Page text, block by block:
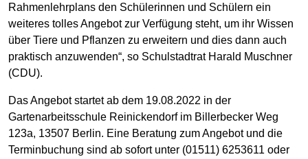
Rahmenlehrplans den Schülerinnen und Schülern ein
weiteres tolles Angebot zur Verfügung steht, um ihr Wissen
über Tiere und Pflanzen zu erweitern und dies dann auch
praktisch anzuwenden“, so Schulstadtrat Harald Muschner
(CDU).
Das Angebot startet ab dem 19.08.2022 in der
Gartenarbeitsschule Reinickendorf im Billerbecker Weg
123a, 13507 Berlin. Eine Beratung zum Angebot und die
Terminbuchung sind ab sofort unter (01511) 6253611 oder